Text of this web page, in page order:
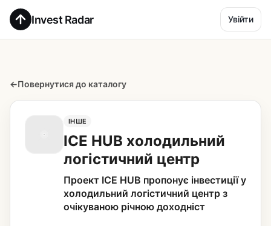
Invest Radar Увійти
←Повернутися до каталогу
ІНШЕ
ICE HUB холодильний
логістичний центр
Проект ICE HUB пропонує інвестиції у
холодильний логістичний центр з
очікуваною річною доходніст